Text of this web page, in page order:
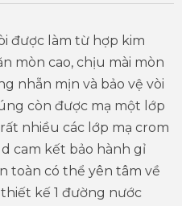
được làm từ hợp kim
mòn cao, chịu mài mòn
nhẵn mịn và bảo vệ vòi
còn được mạ một lớp
nhiều các lớp mạ crom
cam kết bảo hành gỉ
toàn có thể yên tâm về
kế 1 đường nước